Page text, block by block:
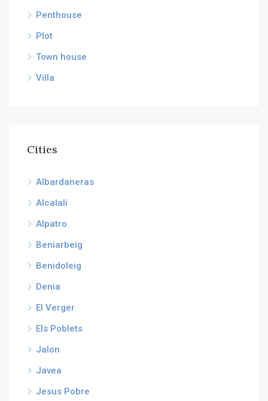
Penthouse
Plot
Town house
Villa
Cities
Albardaneras
Alcalali
Alpatro
Beniarbeig
Benidoleig
Denia
El Verger
Els Poblets
Jalon
Javea
Jesus Pobre